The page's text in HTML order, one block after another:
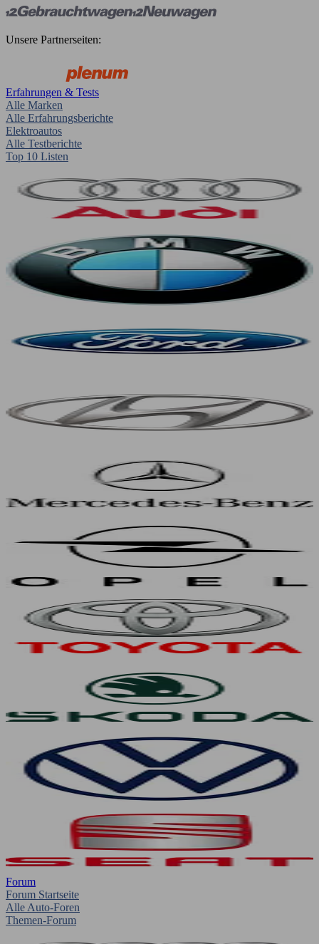
Unsere Partnerseiten:
Erfahrungen & Tests
Alle Marken
Alle Erfahrungsberichte
Elektroautos
Alle Testberichte
Top 10 Listen
Forum
Forum Startseite
Alle Auto-Foren
Themen-Forum